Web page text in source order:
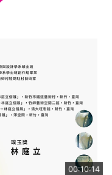
00:10:14